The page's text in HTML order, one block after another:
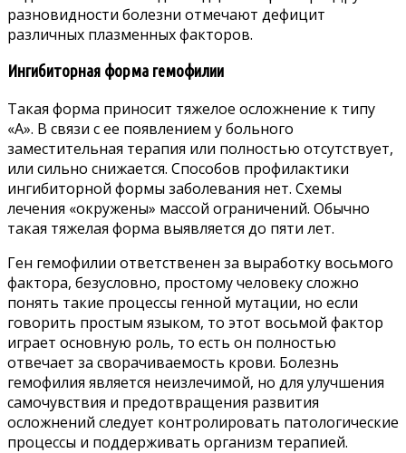
разновидности болезни отмечают дефицит
различных плазменных факторов.
Ингибиторная форма гемофилии
Такая форма приносит тяжелое осложнение к типу
«А». В связи с ее появлением у больного
заместительная терапия или полностью отсутствует,
или сильно снижается. Способов профилактики
ингибиторной формы заболевания нет. Схемы
лечения «окружены» массой ограничений. Обычно
такая тяжелая форма выявляется до пяти лет.
Ген гемофилии ответственен за выработку восьмого
фактора, безусловно, простому человеку сложно
понять такие процессы генной мутации, но если
говорить простым языком, то этот восьмой фактор
играет основную роль, то есть он полностью
отвечает за сворачиваемость крови. Болезнь
гемофилия является неизлечимой, но для улучшения
самочувствия и предотвращения развития
осложнений следует контролировать патологические
процессы и поддерживать организм терапией.